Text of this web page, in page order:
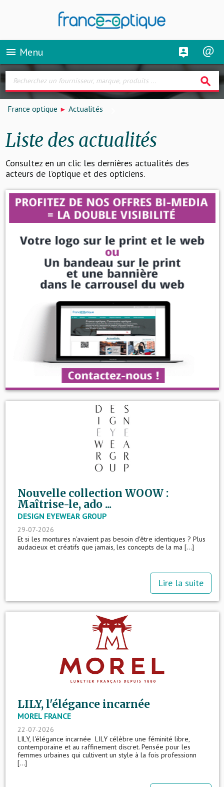
menu Menu
search
France optique Actualités
Liste des actualités
Consultez en un clic les dernières actualités des
acteurs de l’optique et des opticiens.
Nouvelle collection WOOW :
Maîtrise-le, ado ...
DESIGN EYEWEAR GROUP
29-07-2026
Et si les montures n'avaient pas besoin d'être identiques ? Plus
audacieux et créatifs que jamais, les concepts de la ma [...]
Lire la suite
LILY, l'élégance incarnée
MOREL FRANCE
22-07-2026
LILY, l'élégance incarnée LILY célèbre une féminité libre,
contemporaine et au raffinement discret. Pensée pour les
femmes urbaines qui cultivent un style à la fois professionn
[...]